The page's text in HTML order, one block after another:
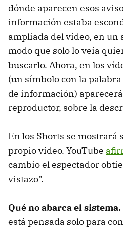
dónde aparecen esos
información estaba
ampliada del vídeo, en un
modo que solo lo veía
buscarlo. Ahora, en los
(un símbolo con la
de información)
reproductor, sobre la
En los Shorts se mostrará
propio vídeo. YouTube
cambio el espectador
vistazo".
Qué no abarca el sistema.
está pensada solo para